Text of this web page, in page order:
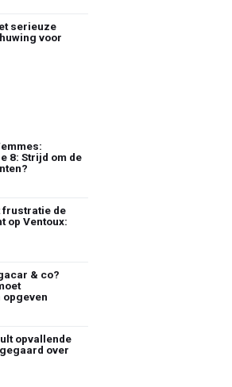
serieuze
voor
8: Strijd om de
frustratie de
op Ventoux:
& co?
opgeven
opvallende
over